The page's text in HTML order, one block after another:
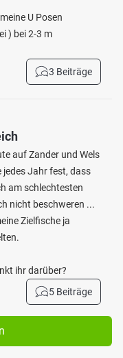
U Posen
) bei 2-3 m
3 Beiträge
auf Zander und Wels
jedes Jahr fest, dass
am schlechtesten
nicht beschweren ...
Zielfische ja
ihr darüber?
5 Beiträge